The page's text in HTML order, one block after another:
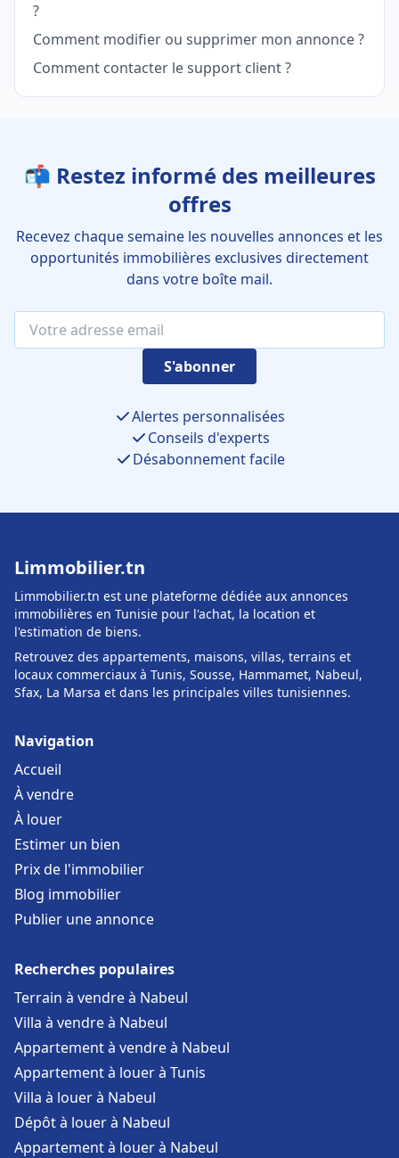
?
Comment modifier ou supprimer mon annonce ?
Comment contacter le support client ?
📬 Restez informé des meilleures
offres
Recevez chaque semaine les nouvelles annonces et les
opportunités immobilières exclusives directement
dans votre boîte mail.
S'abonner
Alertes personnalisées
Conseils d'experts
Désabonnement facile
Limmobilier.tn
Limmobilier.tn est une plateforme dédiée aux annonces
immobilières en Tunisie pour l'achat, la location et
l'estimation de biens.
Retrouvez des appartements, maisons, villas, terrains et
locaux commerciaux à Tunis, Sousse, Hammamet, Nabeul,
Sfax, La Marsa et dans les principales villes tunisiennes.
Navigation
Accueil
À vendre
À louer
Estimer un bien
Prix de l'immobilier
Blog immobilier
Publier une annonce
Recherches populaires
Terrain à vendre à Nabeul
Villa à vendre à Nabeul
Appartement à vendre à Nabeul
Appartement à louer à Tunis
Villa à louer à Nabeul
Dépôt à louer à Nabeul
Appartement à louer à Nabeul